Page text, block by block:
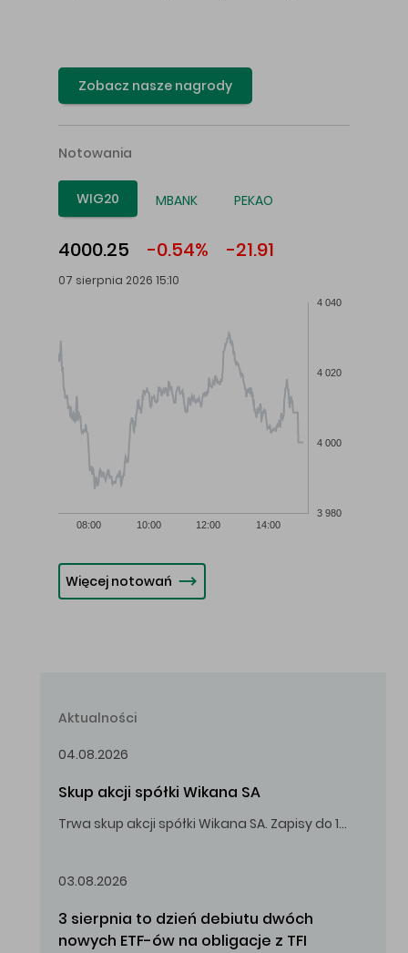
Zobacz nasze nagrody
Notowania
WIG20 MBANK PEKAO
4000.25 -0.54% -21.91
07 sierpnia 2026 15:10
08:00 10:00 12:00 14:00
3 980
4 000
4 020
4 040
Więcej notowań
Aktualności
04.08.2026
Skup akcji spółki Wikana SA
Trwa skup akcji spółki Wikana SA. Zapisy do 14.08.2026 r. do godz. 16.00.
03.08.2026
3 sierpnia to dzień debiutu dwóch
nowych ETF-ów na obligacje z TFI